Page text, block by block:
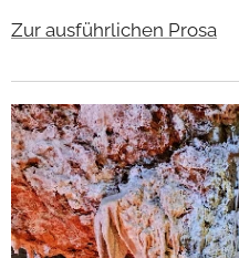
Zur ausführlichen Prosa